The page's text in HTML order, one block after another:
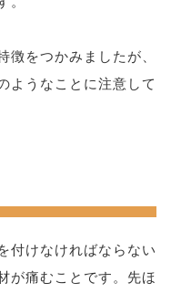
をつかみましたが、
ようなことに注意して
付けなければならない
が痛むことです。先ほ